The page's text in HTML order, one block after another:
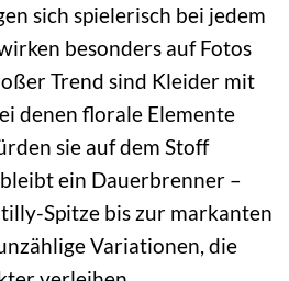
sich spielerisch bei jedem
besonders auf Fotos
Trend sind Kleider mit
denen florale Elemente
sie auf dem Stoff
ein Dauerbrenner –
Spitze bis zur markanten
Variationen, die